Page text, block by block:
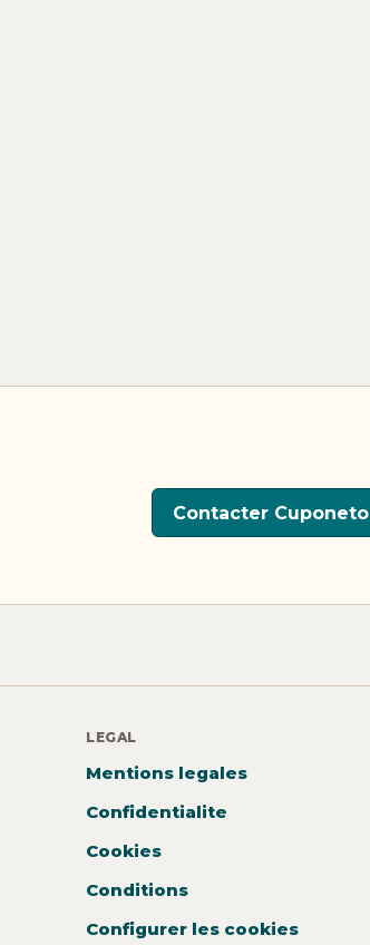
Contacter Cuponeto
LEGAL
Mentions legales
Confidentialite
Cookies
Conditions
Configurer les cookies